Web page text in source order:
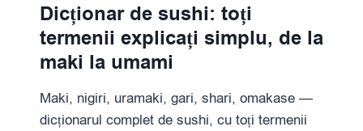
Dicționar de sushi: toți
termenii explicați simplu, de la
maki la umami
Maki, nigiri, uramaki, gari, shari, omakase —
dicționarul complet de sushi, cu toți termenii